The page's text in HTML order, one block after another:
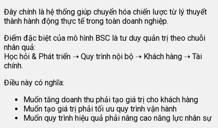
Đây chính là hệ thống giúp chuyển hóa chiến lược từ lý thuyết
thành hành động thực tế trong toàn doanh nghiệp.
Điểm đặc biệt của mô hình BSC là tư duy quản trị theo chuỗi
nhân quả:
Học hỏi & Phát triển ➝ Quy trình nội bộ ➝ Khách hàng ➝ Tài
chính.
Điều này có nghĩa:
Muốn tăng doanh thu phải tạo giá trị cho khách hàng
Muốn tạo giá trị phải tối ưu quy trình vận hành
Muốn quy trình hiệu quả phải nâng cao năng lực nhân sự